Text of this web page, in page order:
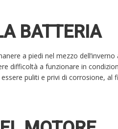
BATTERIA
a piedi nel mezzo dell’inverno
difficoltà a funzionare in
puliti e privi di corrosione, al